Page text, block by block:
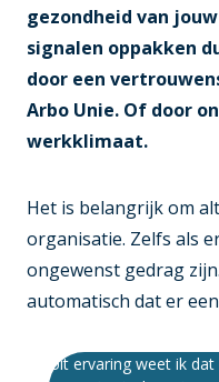
gezondheid van
signalen oppakken
door een
Arbo Unie. Of door
werkklimaat.
Het is belangrijk om
organisatie. Zelfs als
ongewenst gedrag
automatisch dat er
Uit ervaring weet ik